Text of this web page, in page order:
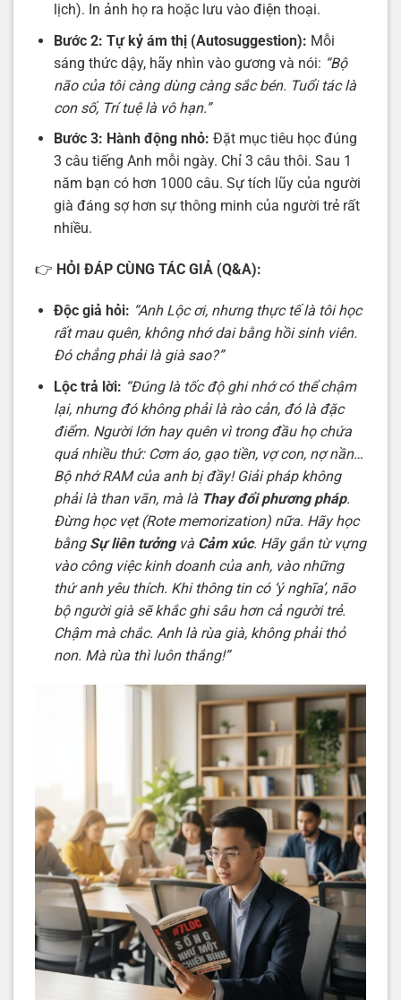
lịch). In ảnh họ ra hoặc lưu vào điện thoại.
Bước 2: Tự kỷ ám thị (Autosuggestion): Mỗi
sáng thức dậy, hãy nhìn vào gương và nói: “Bộ
não của tôi càng dùng càng sắc bén. Tuổi tác là
con số, Trí tuệ là vô hạn.”
Bước 3: Hành động nhỏ: Đặt mục tiêu học đúng
3 câu tiếng Anh mỗi ngày. Chỉ 3 câu thôi. Sau 1
năm bạn có hơn 1000 câu. Sự tích lũy của người
già đáng sợ hơn sự thông minh của người trẻ rất
nhiều.
👉 HỎI ĐÁP CÙNG TÁC GIẢ (Q&A):
Độc giả hỏi: “Anh Lộc ơi, nhưng thực tế là tôi học
rất mau quên, không nhớ dai bằng hồi sinh viên.
Đó chẳng phải là già sao?”
Lộc trả lời: “Đúng là tốc độ ghi nhớ có thể chậm
lại, nhưng đó không phải là rào cản, đó là đặc
điểm. Người lớn hay quên vì trong đầu họ chứa
quá nhiều thứ: Cơm áo, gạo tiền, vợ con, nợ nần…
Bộ nhớ RAM của anh bị đầy! Giải pháp không
phải là than vãn, mà là Thay đổi phương pháp.
Đừng học vẹt (Rote memorization) nữa. Hãy học
bằng Sự liên tưởngvà Cảm xúc. Hãy gắn từ vựng
vào công việc kinh doanh của anh, vào những
thứ anh yêu thích. Khi thông tin có ‘ý nghĩa’, não
bộ người già sẽ khắc ghi sâu hơn cả người trẻ.
Chậm mà chắc. Anh là rùa già, không phải thỏ
non. Mà rùa thì luôn thắng!”